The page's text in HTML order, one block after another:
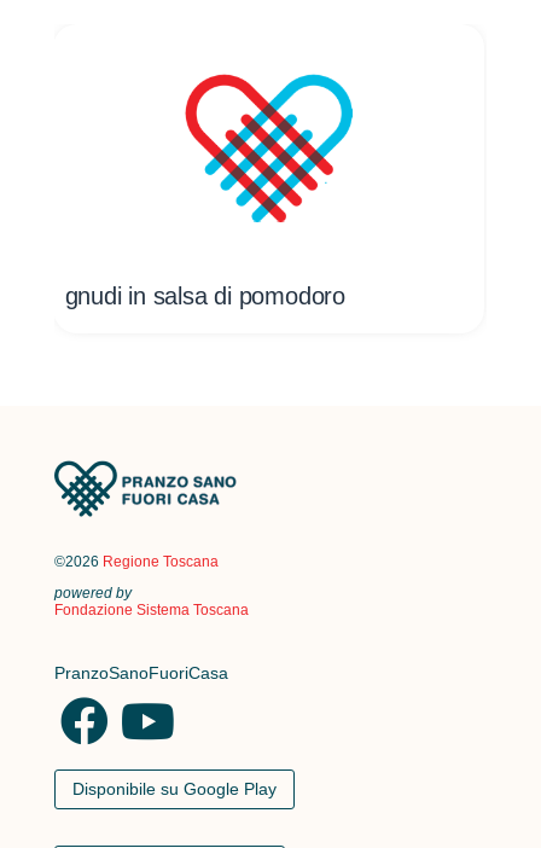
gnudi in salsa di pomodoro
©2026 Regione Toscana
powered by
Fondazione Sistema Toscana
PranzoSanoFuoriCasa
Disponibile su Google Play